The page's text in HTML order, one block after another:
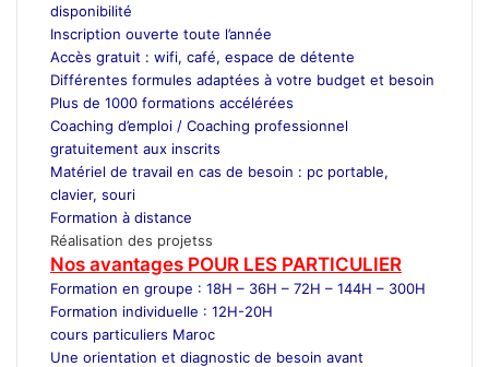
disponibilité
Inscription ouverte toute l’année
Accès gratuit : wifi, café, espace de détente
Différentes formules adaptées à votre budget et besoin
Plus de 1000 formations accélérées
Coaching d’emploi / Coaching professionnel
gratuitement aux inscrits
Matériel de travail en cas de besoin : pc portable,
clavier, souri
Formation à distance
Réalisation des projetss
Nos avantages POUR LES PARTICULIER
Formation en groupe : 18H – 36H – 72H – 144H – 300H
Formation individuelle : 12H-20H
cours particuliers Maroc
Une orientation et diagnostic de besoin avant